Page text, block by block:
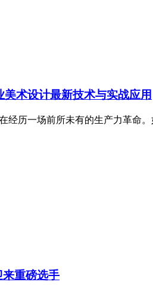
术设计最新技术与实战应用
经历一场前所未有的生产力革命
重磅选手